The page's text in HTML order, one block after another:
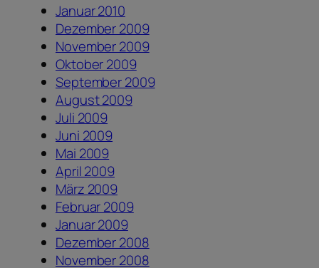
Januar 2010
Dezember 2009
November 2009
Oktober 2009
September 2009
August 2009
Juli 2009
Juni 2009
Mai 2009
April 2009
März 2009
Februar 2009
Januar 2009
Dezember 2008
November 2008